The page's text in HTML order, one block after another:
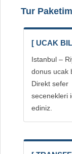
Tur
[ UCAK
Istanbul –
donus ucak
Direkt sefer
secenekleri
ediniz.